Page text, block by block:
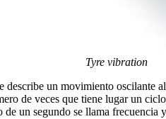
Tyre vibration
describe un movimiento oscilante
de veces que tiene lugar un
de un segundo se llama frecuencia